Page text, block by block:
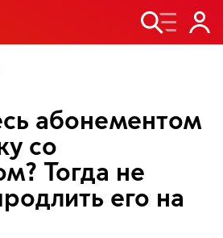
абонементом
со
Тогда не
его на